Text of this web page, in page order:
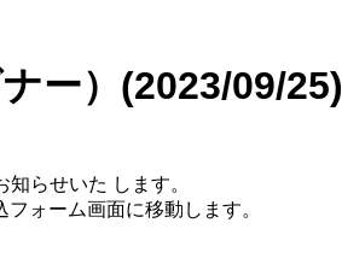
ー）(2023/09/25)
らせいた します。
ォーム画面に移動します。